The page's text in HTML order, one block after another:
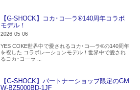
【G-SHOCK】コカ･コ―ラ®140周年コラボ
モデル！
2026-05-06
YES COKE世界中で愛されるコカ･コ―ラ®の140周年
を祝した コラボレーションモデル！世界中で愛され
るコカ･コ―ラ ...
【G-SHOCK】パートナーショップ限定のGM
W-BZ5000BD-1JF